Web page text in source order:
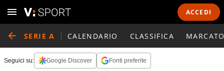
ACCEDI
SERIE A CALENDARIO CLASSIFICA
Seguici su: Google Discover Fonti preferite